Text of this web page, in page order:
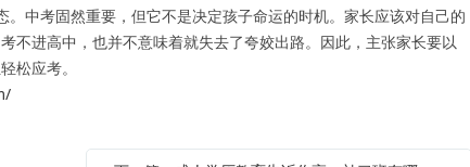
中考固然重要，但它不是决定孩子命运的时机。家长应该对自己的
不进高中，也并不意味着就失去了夸姣出路。因此，主张家长要以
松应考。